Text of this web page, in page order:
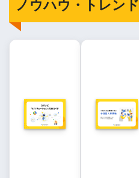
ノウハウ・トレンド